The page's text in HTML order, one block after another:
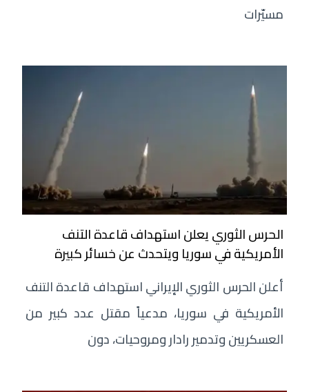
مسيّرات
الحرس الثوري يعلن استهداف قاعدة التنف
الأمريكية في سوريا ويتحدث عن خسائر كبيرة
أعلن الحرس الثوري الإيراني استهداف قاعدة التنف
الأمريكية في سوريا، مدعياً مقتل عدد كبير من
العسكريين وتدمير رادار ومروحيات، دون